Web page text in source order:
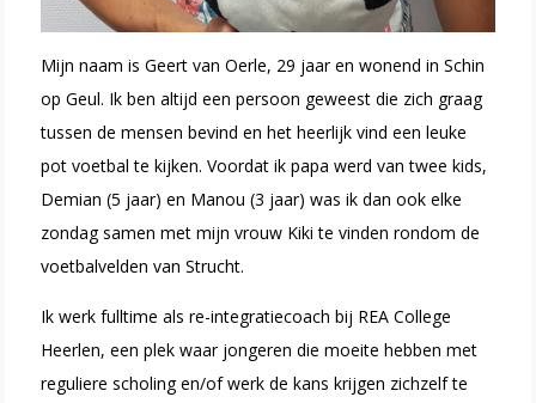
Mijn naam is Geert van Oerle, 29 jaar en wonend in Schin
op Geul. Ik ben altijd een persoon geweest die zich graag
tussen de mensen bevind en het heerlijk vind een leuke
pot voetbal te kijken. Voordat ik papa werd van twee kids,
Demian (5 jaar) en Manou (3 jaar) was ik dan ook elke
zondag samen met mijn vrouw Kiki te vinden rondom de
voetbalvelden van Strucht.
Ik werk fulltime als re-integratiecoach bij REA College
Heerlen, een plek waar jongeren die moeite hebben met
reguliere scholing en/of werk de kans krijgen zichzelf te